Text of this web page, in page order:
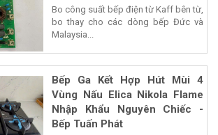
Bo công suất bếp điện từ Kaff bên từ,
bo thay cho các dòng bếp Đức và
Malaysia...
Bếp Ga Kết Hợp Hút Mùi 4
Vùng Nấu Elica Nikola Flame
Nhập Khẩu Nguyên Chiếc -
Bếp Tuấn Phát